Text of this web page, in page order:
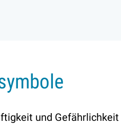
und Gefährlichkeit